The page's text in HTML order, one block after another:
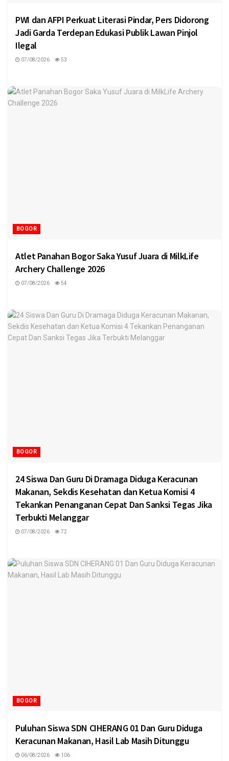
PWI dan AFPI Perkuat Literasi Pindar, Pers Didorong
Jadi Garda Terdepan Edukasi Publik Lawan Pinjol
Ilegal
07/08/2026 53
BOGOR
Atlet Panahan Bogor Saka Yusuf Juara di MilkLife
Archery Challenge 2026
07/08/2026 54
BOGOR
24 Siswa Dan Guru Di Dramaga Diduga Keracunan
Makanan, Sekdis Kesehatan dan Ketua Komisi 4
Tekankan Penanganan Cepat Dan Sanksi Tegas Jika
Terbukti Melanggar
07/08/2026 72
BOGOR
Puluhan Siswa SDN CIHERANG 01 Dan Guru Diduga
Keracunan Makanan, Hasil Lab Masih Ditunggu
06/08/2026 106